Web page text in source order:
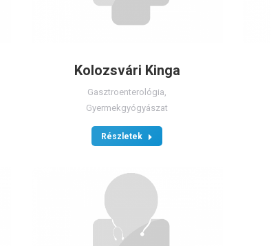
Kolozsvári Kinga
Gasztroenterológia
Gyermekgyógyászat
Részletek